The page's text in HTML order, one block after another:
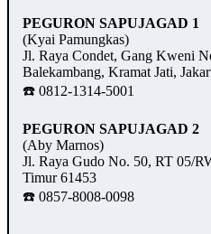
PEGURON SAPUJAGAD 1
(Kyai Pamungkas)
Jl. Raya Condet, Gang Kweni
Balekambang, Kramat Jati,
☎️ 0812-1314-5001
PEGURON SAPUJAGAD 2
(Aby Marnos)
Jl. Raya Gudo No. 50, RT 05/
Timur 61453
☎️ 0857-8008-0098